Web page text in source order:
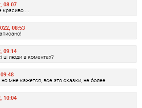
08:07
красиво ...
08:53
09:14
ці люди в коментах?
но мне кажется, все это сказки, не более.
10:04